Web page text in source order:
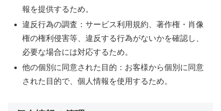
報を提供するため。
違反行為の調査：サービス利用規約、著作権・肖像
権の権利侵害等、違反する行為がないかを確認し、
必要な場合には対応するため。
他の個別に同意された目的：お客様から個別に同意
された目的で、個人情報を使用するため。